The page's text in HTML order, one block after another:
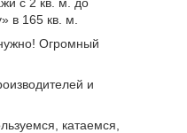
в 165 кв. м.
Огромный
и
катаемся,